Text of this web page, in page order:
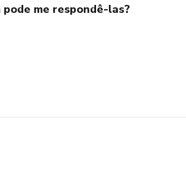
me respondê-las?